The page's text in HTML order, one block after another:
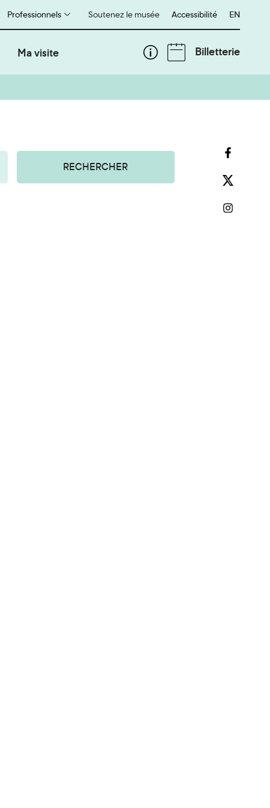
Soutenez le musée
Professionnels Accessibilité English
EN
Ma visite Billetterie
RECHERCHER